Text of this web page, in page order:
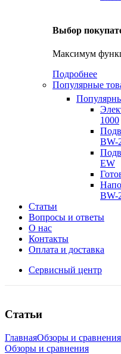
Выбор
Максимум
Подробнее
Популярные
1000
BW-
EW
BW-
Статьи
Вопросы и ответы
О нас
Контакты
Оплата и доставка
Сервисный центр
Статьи
ГлавнаяОбзоры и сравнения
Обзоры и сравнения